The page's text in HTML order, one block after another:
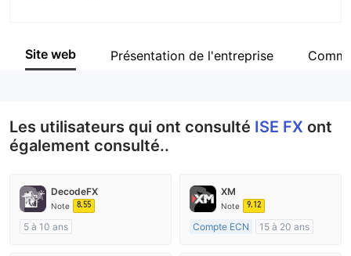
Société
Site web Présentation de l'entreprise
Les utilisateurs qui ont consulté ISE FX ont
également consulté..
DecodeFX
Note 8.55
5 à 10 ans
XM
Note 9.12
Compte ECN
15 à 20 ans